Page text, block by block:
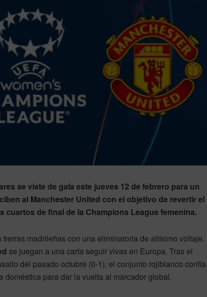
se viste de gala este jueves 12 de febrero para un
al Manchester United con el objetivo de revertir el
cuartos de final de la Champions League femenina.
madrileñas con una eliminatoria de altísimo voltaje.
se juegan a una carta seguir vivas en Europa. Tras el
del pasado octubre (0-1), el conjunto rojiblanco confía
para dar la vuelta al marcador global.